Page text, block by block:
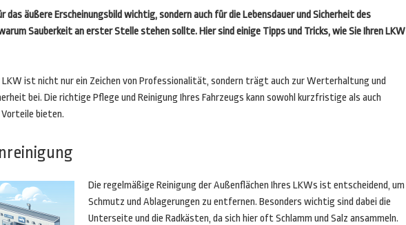
das äußere Erscheinungsbild wichtig, sondern auch für die Lebensdauer und Sicherheit des
Sauberkeit an erster Stelle stehen sollte. Hier sind einige Tipps und Tricks, wie Sie Ihren LKW
LKW ist nicht nur ein Zeichen von Professionalität, sondern trägt auch zur Werterhaltung und
bei. Die richtige Pflege und Reinigung Ihres Fahrzeugs kann sowohl kurzfristige als auch
bieten.
Die regelmäßige Reinigung der Außenflächen Ihres LKWs ist entscheidend, um
Schmutz und Ablagerungen zu entfernen. Besonders wichtig sind dabei die
Unterseite und die Radkästen, da sich hier oft Schlamm und Salz ansammeln.